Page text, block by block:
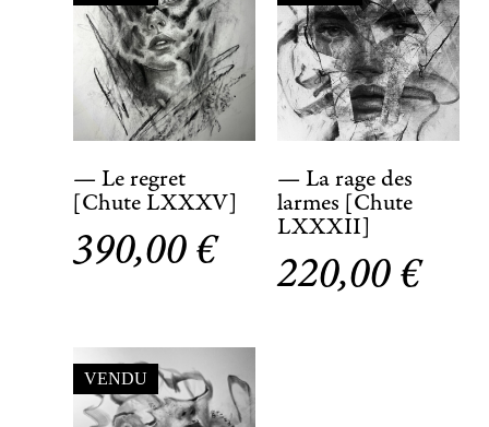
— Le regret
[Chute LXXXV]
390,00€
— La rage des
larmes [Chute
LXXXII]
220,00€
VENDU